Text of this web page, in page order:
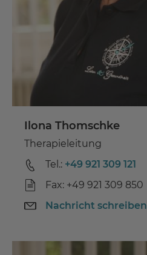
Ilona Thomschke
Therapieleitung
Tel.: +49 921 309 121
Fax: +49 921 309 850
Nachricht schreiben